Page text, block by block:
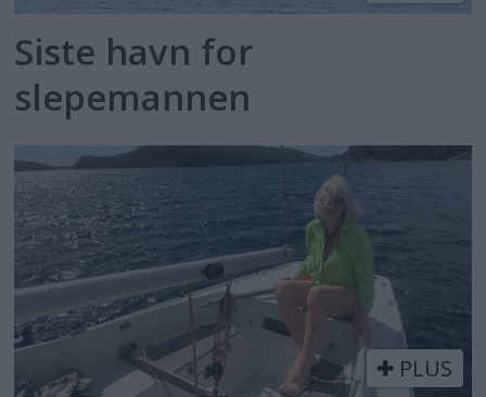
Siste havn for
slepemannen
PLUS